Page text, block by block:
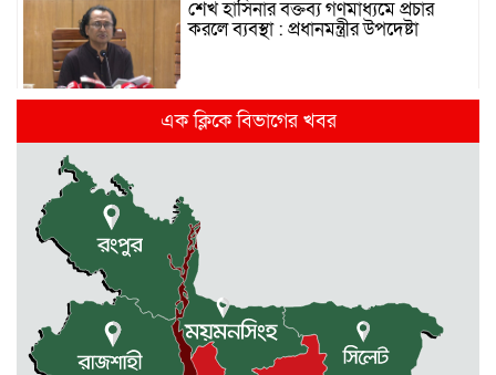
শেখ হাসিনার বক্তব্য গণমাধ্যমে প্রচার
করলে ব্যবস্থা : প্রধানমন্ত্রীর উপদেষ্টা
দিল্লিতে হাসিনার গণমাধ্যমে ভাষণ নিয়ে যা
বলছে ভারত
রাজধানীর তিন ক্যাম্পাসে ছাত্রদল-
ছাত্রশিবির দফায় দফায় সংঘর্ষ
সরকারের ফ্যামিলি কার্ড কার্যক্রম
বাস্তবায়নে ব্যয় ২০০০ কোটি টাকা
এক ক্লিকে বিভাগের খবর